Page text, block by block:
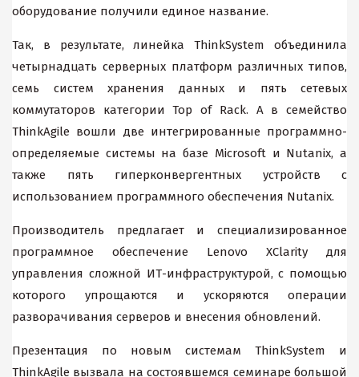
оборудование получили единое название.
Так, в результате, линейка ThinkSystem объединила
четырнадцать серверных платформ различных типов,
семь систем хранения данных и пять сетевых
коммутаторов категории Top of Rack. А в семейство
ThinkAgile вошли две интегрированные программно-
определяемые системы на базе Microsoft и Nutanix, а
также пять гиперконвергентных устройств с
использованием программного обеспечения Nutanix.
Производитель предлагает и специализированное
программное обеспечение Lenovo XClarity для
управления сложной ИТ-инфраструктурой, с помощью
которого упрощаются и ускоряются операции
разворачивания серверов и внесения обновлений.
Презентация по новым системам ThinkSystem и
ThinkAgile вызвала на состоявшемся семинаре большой